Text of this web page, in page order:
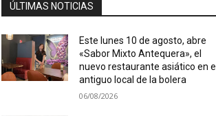
ÚLTIMAS NOTICIAS
Este lunes 10 de agosto, abre
«Sabor Mixto Antequera», el
nuevo restaurante asiático en el
antiguo local de la bolera
06/08/2026